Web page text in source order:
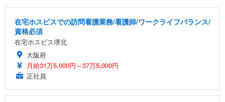
在宅ホスピスでの訪問看護業務/看護師/ワークライフバランス/
資格必須
在宅ホスピス堺北
大阪府
月給31万5,000円～37万5,000円
正社員